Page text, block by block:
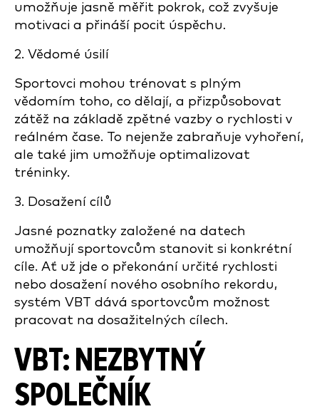
umožňuje jasně měřit pokrok, což zvyšuje
motivaci a přináší pocit úspěchu.
2. Vědomé úsilí
Sportovci mohou trénovat s plným
vědomím toho, co dělají, a přizpůsobovat
zátěž na základě zpětné vazby o rychlosti v
reálném čase. To nejenže zabraňuje vyhoření,
ale také jim umožňuje optimalizovat
tréninky.
3. Dosažení cílů
Jasné poznatky založené na datech
umožňují sportovcům stanovit si konkrétní
cíle. Ať už jde o překonání určité rychlosti
nebo dosažení nového osobního rekordu,
systém VBT dává sportovcům možnost
pracovat na dosažitelných cílech.
VBT: NEZBYTNÝ
SPOLEČNÍK